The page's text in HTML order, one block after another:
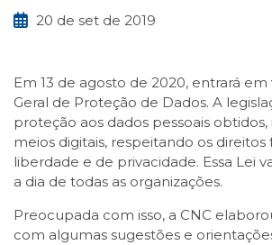
20 de set de 2019
Em 13 de agosto de 2020, entrará em
Geral de Proteção de Dados. A
proteção aos dados pessoais
meios digitais, respeitando os
liberdade e de privacidade. Essa Lei
a dia de todas as organizações.
Preocupada com isso, a CNC
com algumas sugestões e